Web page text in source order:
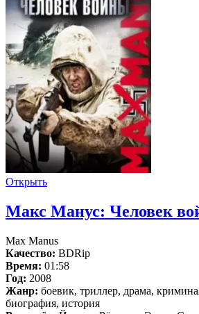
Открыть
Макс Манус: Человек
Max Manus
Качество: BDRip
Время: 01:58
Год: 2008
Жанр: боевик, триллер, драма,
биография, история